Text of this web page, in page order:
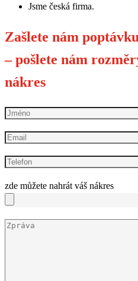
Jsme česká firma.
Zašlete nám
– pošlete nám
nákres
zde můžete nahrát váš nákres